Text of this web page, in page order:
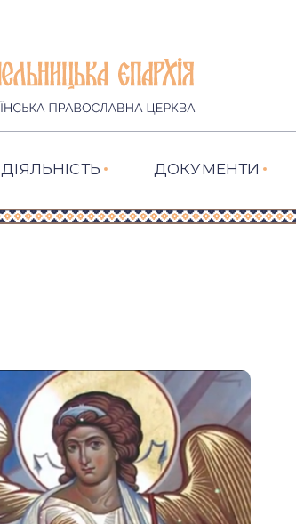
ДІЯЛЬНІСТЬ ДОКУМЕНТИ